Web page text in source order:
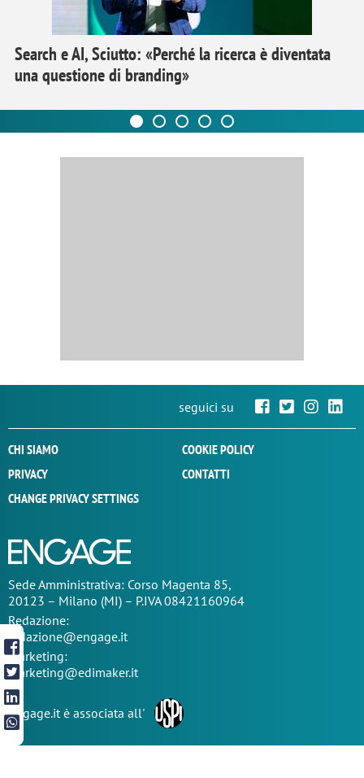
Search e AI, Sciutto: «Perché la ricerca è diventata
una questione di branding»
seguici su
CHI SIAMO
COOKIE POLICY
PRIVACY
CONTATTI
CHANGE PRIVACY SETTINGS
SedeAmministrativa: Corso Magenta 85,
20123 – Milano (MI) – P.IVA 08421160964
Redazione:
redazione@engage.it
Marketing:
marketing@edimaker.it
Engage.it è associata all'